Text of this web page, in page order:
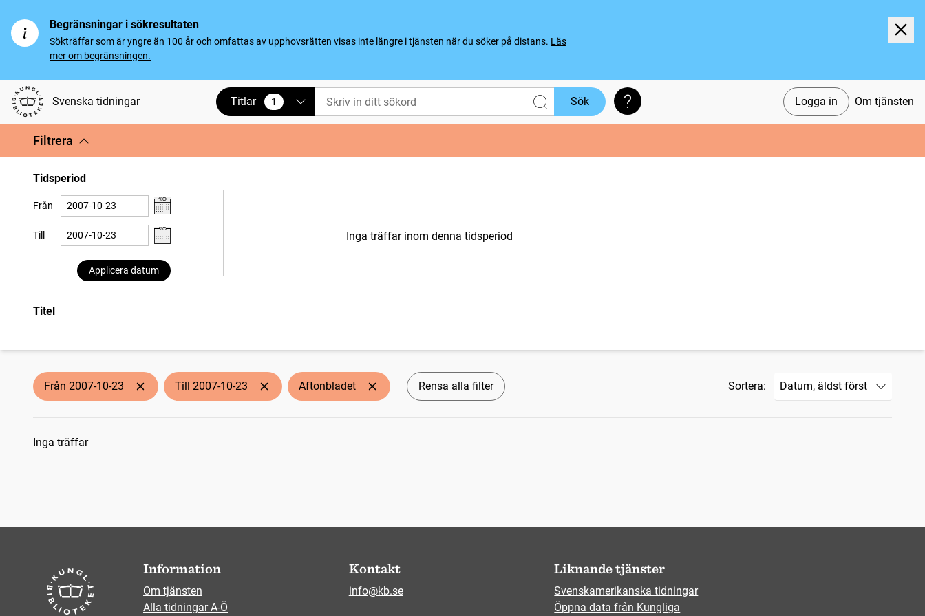
Begränsningar i sökresultaten
Sökträffar som är yngre än 100 år och omfattas av upphovsrätten visas inte längre i tjänsten när du söker på distans. Läs
mer om begränsningen.
Svenska tidningar Logga in Om tjänsten
Titlar 1
vald Sök Söktips
Filtrera
Tidsperiod
Från
Till
Applicera datum
Inga träffar inom denna tidsperiod
Titel
Från 2007-10-23 Till 2007-10-23 Aftonbladet Rensa alla filter Sortera:
Sökresultat
Inga träffar
Information
Om tjänsten
Alla tidningar A-Ö
Kontakt
info@kb.se
Liknande tjänster
Svenskamerikanska tidningar
Öppna data från Kungliga